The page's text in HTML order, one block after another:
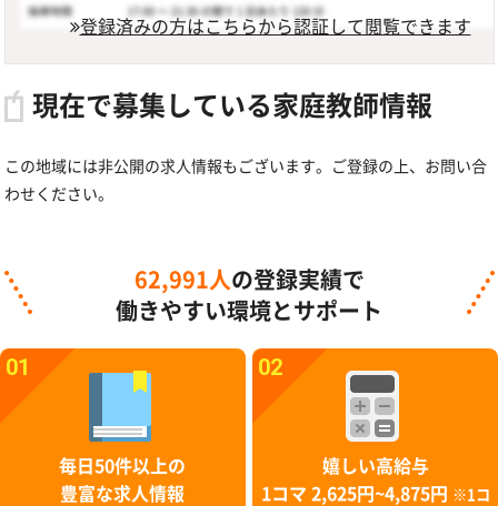
登録済みの方はこちらから認証して閲覧できます
現在で募集している家庭教師情報
この地域には非公開の求人情報もございます。ご登録の上、お問い合
わせください。
62,991人 の登録実績で
働きやすい環境とサポート
01
毎日50件以上の
豊富な求人情報
02
嬉しい高給与
1コマ 2,625円~4,875円
※1コ